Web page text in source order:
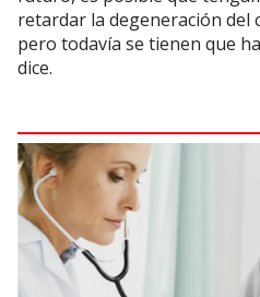
retardar la degeneración del
pero todavía se tienen que
dice.